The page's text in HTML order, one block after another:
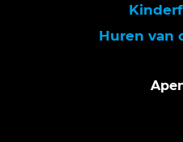
Huren van